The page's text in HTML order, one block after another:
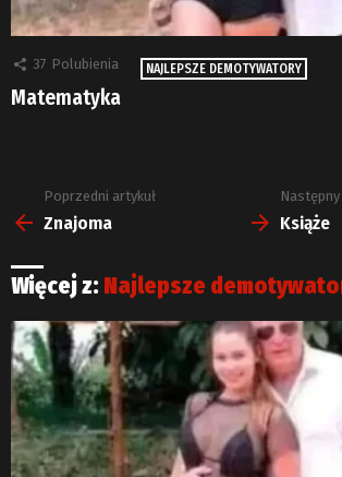
37 Polubienia NAJLEPSZE DEMOTYWATORY
Matematyka
Zobacz
więcej
Poprzedni artykuł
Znajoma
Następny
Książe
Więcej z: Najlepsze